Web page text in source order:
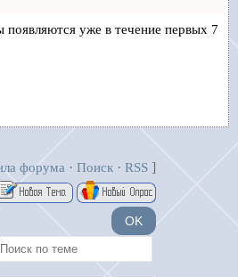
появляются уже в течение первых 7
форума · Поиск · RSS ]